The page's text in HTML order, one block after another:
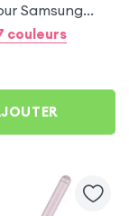
Samsung
S10 Ultra /
couleurs